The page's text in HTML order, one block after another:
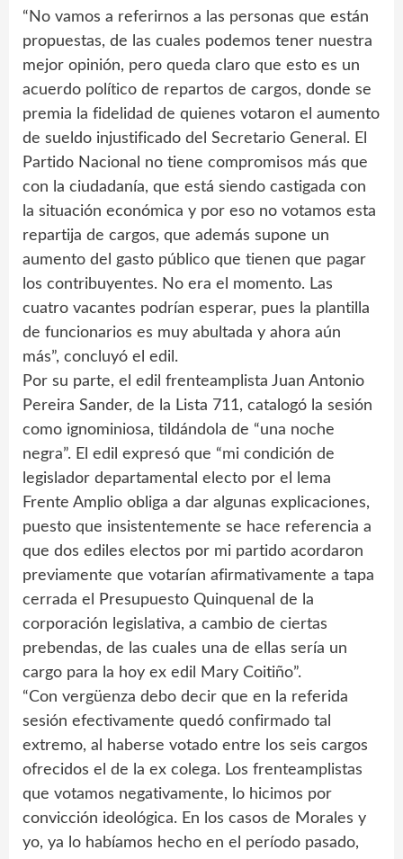
“No vamos a referirnos a las personas que están
propuestas, de las cuales podemos tener nuestra
mejor opinión, pero queda claro que esto es un
acuerdo político de repartos de cargos, donde se
premia la fidelidad de quienes votaron el aumento
de sueldo injustificado del Secretario General. El
Partido Nacional no tiene compromisos más que
con la ciudadanía, que está siendo castigada con
la situación económica y por eso no votamos esta
repartija de cargos, que además supone un
aumento del gasto público que tienen que pagar
los contribuyentes. No era el momento. Las
cuatro vacantes podrían esperar, pues la plantilla
de funcionarios es muy abultada y ahora aún
más”, concluyó el edil.
Por su parte, el edil frenteamplista Juan Antonio
Pereira Sander, de la Lista 711, catalogó la sesión
como ignominiosa, tildándola de “una noche
negra”. El edil expresó que “mi condición de
legislador departamental electo por el lema
Frente Amplio obliga a dar algunas explicaciones,
puesto que insistentemente se hace referencia a
que dos ediles electos por mi partido acordaron
previamente que votarían afirmativamente a tapa
cerrada el Presupuesto Quinquenal de la
corporación legislativa, a cambio de ciertas
prebendas, de las cuales una de ellas sería un
cargo para la hoy ex edil Mary Coitiño”.
“Con vergüenza debo decir que en la referida
sesión efectivamente quedó confirmado tal
extremo, al haberse votado entre los seis cargos
ofrecidos el de la ex colega. Los frenteamplistas
que votamos negativamente, lo hicimos por
convicción ideológica. En los casos de Morales y
yo, ya lo habíamos hecho en el período pasado,